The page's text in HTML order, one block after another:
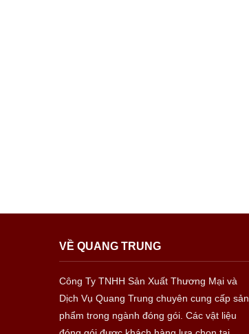
VỀ QUANG TRUNG
Công Ty TNHH Sản Xuất Thương Mại và
Dịch Vụ Quang Trung chuyên cung cấp sản
phẩm trong ngành đóng gói. Các vật liệu